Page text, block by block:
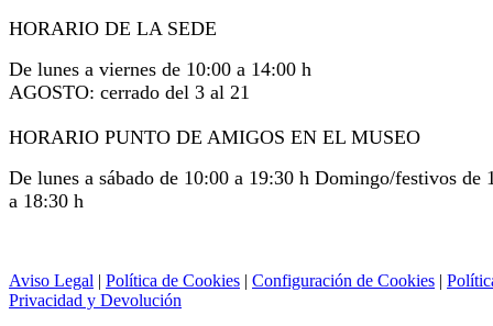
HORARIO DE LA SEDE
De lunes a viernes de 10:00 a 14:00 h
AGOSTO: cerrado del 3 al 21
HORARIO PUNTO DE AMIGOS EN EL MUSEO
De lunes a sábado de 10:00 a 19:30 h Domingo/festivos de
a 18:30 h
Aviso Legal | Política de Cookies | Configuración de Cookies |
Privacidad y Devolución